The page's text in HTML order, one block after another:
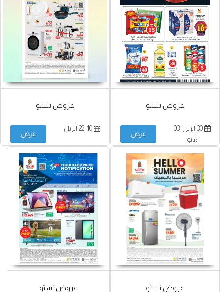
عروض نستو
30 أبريل-03
مايو
عرض
عروض نستو
عرض
عروض نستو عروض نستو